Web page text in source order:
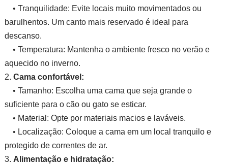
• Tranquilidade: Evite locais muito movimentados ou
barulhentos. Um canto mais reservado é ideal para
descanso.
• Temperatura: Mantenha o ambiente fresco no verão e
aquecido no inverno.
2. Cama confortável:
• Tamanho: Escolha uma cama que seja grande o
suficiente para o cão ou gato se esticar.
• Material: Opte por materiais macios e laváveis.
• Localização: Coloque a cama em um local tranquilo e
protegido de correntes de ar.
3. Alimentação e hidratação: